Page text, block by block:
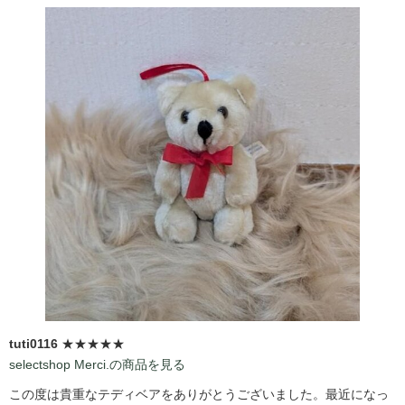
tuti0116 ★★★★★
selectshop Merci.の商品を見る
この度は貴重なテディベアをありがとうございました。最近になっ